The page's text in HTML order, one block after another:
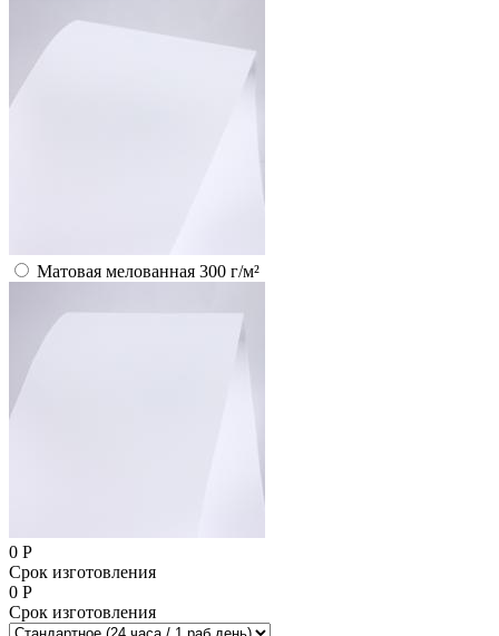
Матовая мелованная 300 г/м²
0 Р
Срок изготовления
0 Р
Срок изготовления